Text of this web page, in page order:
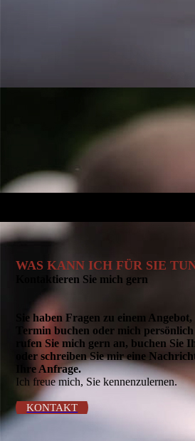
WAS KANN ICH FÜR SIE
Kontaktieren Sie mich gern
Sie haben Fragen zu einem
Termin buchen oder mich
rufen Sie mich gern an, buchen Sie
oder schreiben Sie mir eine
Ihre Anfrage.
Ich freue mich, Sie kennenzulernen.
KONTAKT